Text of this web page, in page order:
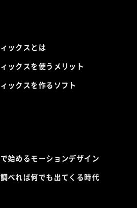
ックスとは
ックスを使うメリット
ックスを作るソフト
始めるモーションデザイン
べれば何でも出てくる時代